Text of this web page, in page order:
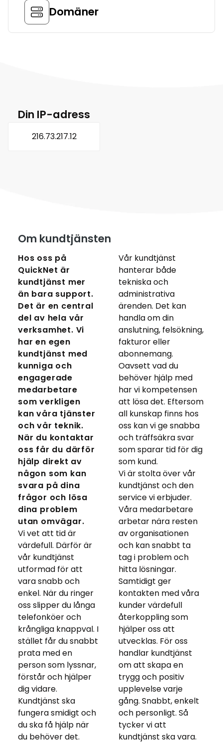
Domäner
Din IP-adress
216.73.217.12
Om kundtjänsten
Hos oss på
QuickNet är
kundtjänst mer
än bara support.
Det är en central
del av hela vår
verksamhet. Vi
har en egen
kundtjänst med
kunniga och
engagerade
medarbetare
som verkligen
kan våra tjänster
och vår teknik.
När du kontaktar
oss får du därför
hjälp direkt av
någon som kan
svara på dina
frågor och lösa
dina problem
utan omvägar.
Vi vet att tid är
värdefull. Därför är
vår kundtjänst
utformad för att
vara snabb och
enkel. När du ringer
oss slipper du långa
telefonköer och
krångliga knappval. I
stället får du snabbt
prata med en
person som lyssnar,
förstår och hjälper
dig vidare.
Kundtjänst ska
fungera smidigt och
du ska få hjälp när
du behöver det.
Vår kundtjänst
hanterar både
tekniska och
administrativa
ärenden. Det kan
handla om din
anslutning, felsökning,
fakturor eller
abonnemang.
Oavsett vad du
behöver hjälp med
har vi kompetensen
att lösa det. Eftersom
all kunskap finns hos
oss kan vi ge snabba
och träffsäkra svar
som sparar tid för dig
som kund.
Vi är stolta över vår
kundtjänst och den
service vi erbjuder.
Våra medarbetare
arbetar nära resten
av organisationen
och kan snabbt ta
tag i problem och
hitta lösningar.
Samtidigt ger
kontakten med våra
kunder värdefull
återkoppling som
hjälper oss att
utvecklas. För oss
handlar kundtjänst
om att skapa en
trygg och positiv
upplevelse varje
gång. Snabbt, enkelt
och personligt. Så
tycker vi att
kundtjänst ska vara.